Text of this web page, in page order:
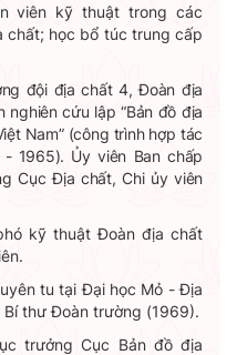
viên kỹ thuật trong các
chất; học bổ túc trung cấp
đội địa chất 4, Đoàn địa
cứu lập “Bản đồ địa
Nam” (công trình hợp tác
1965). Ủy viên Ban chấp
Cục Địa chất, Chi ủy viên
kỹ thuật Đoàn địa chất
tu tại Đại học Mỏ - Địa
thư Đoàn trường (1969).
trưởng Cục Bản đồ địa